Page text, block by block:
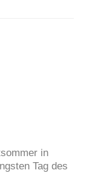
in
Tag des